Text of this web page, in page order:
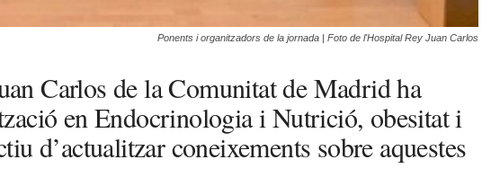
Ponents i organitzadors de la jornada | Foto de l'Hospital Rey Juan Carlos
Carlos de la Comunitat de Madrid ha
en Endocrinologia i Nutrició, obesitat i
d’actualitzar coneixements sobre aquestes